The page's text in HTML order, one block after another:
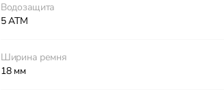
Водозащита
5 АТМ
Ширина ремня
18 мм